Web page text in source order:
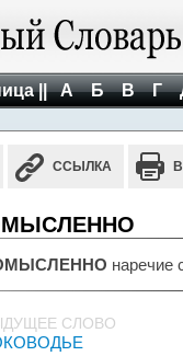
|| А Б В Г
ССЫЛКА
наречие
СЛОВО